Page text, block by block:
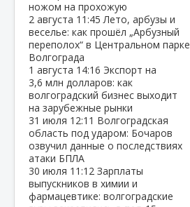
ножом на прохожую
2 августа 11:45Лето, арбузы и
веселье: как прошёл „Арбузный
переполох“ в Центральном парке
Волгограда
1 августа 14:16 Экспорт на
3,6 млн долларов: как
волгоградский бизнес выходит
на зарубежные рынки
31 июля 12:11 Волгоградская
область под ударом: Бочаров
озвучил данные о последствиях
атаки БПЛА
30 июля 11:12 Зарплаты
выпускников в химии и
фармацевтике: волгоградские